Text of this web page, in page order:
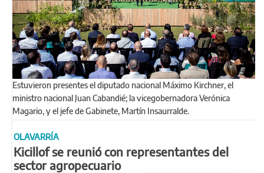
Estuvieron presentes el diputado nacional Máximo Kirchner, el
ministro nacional Juan Cabandié; la vicegobernadora Verónica
Magario, y el jefe de Gabinete, Martín Insaurralde.
OLAVARRÍA
Kicillof se reunió con representantes del
sector agropecuario